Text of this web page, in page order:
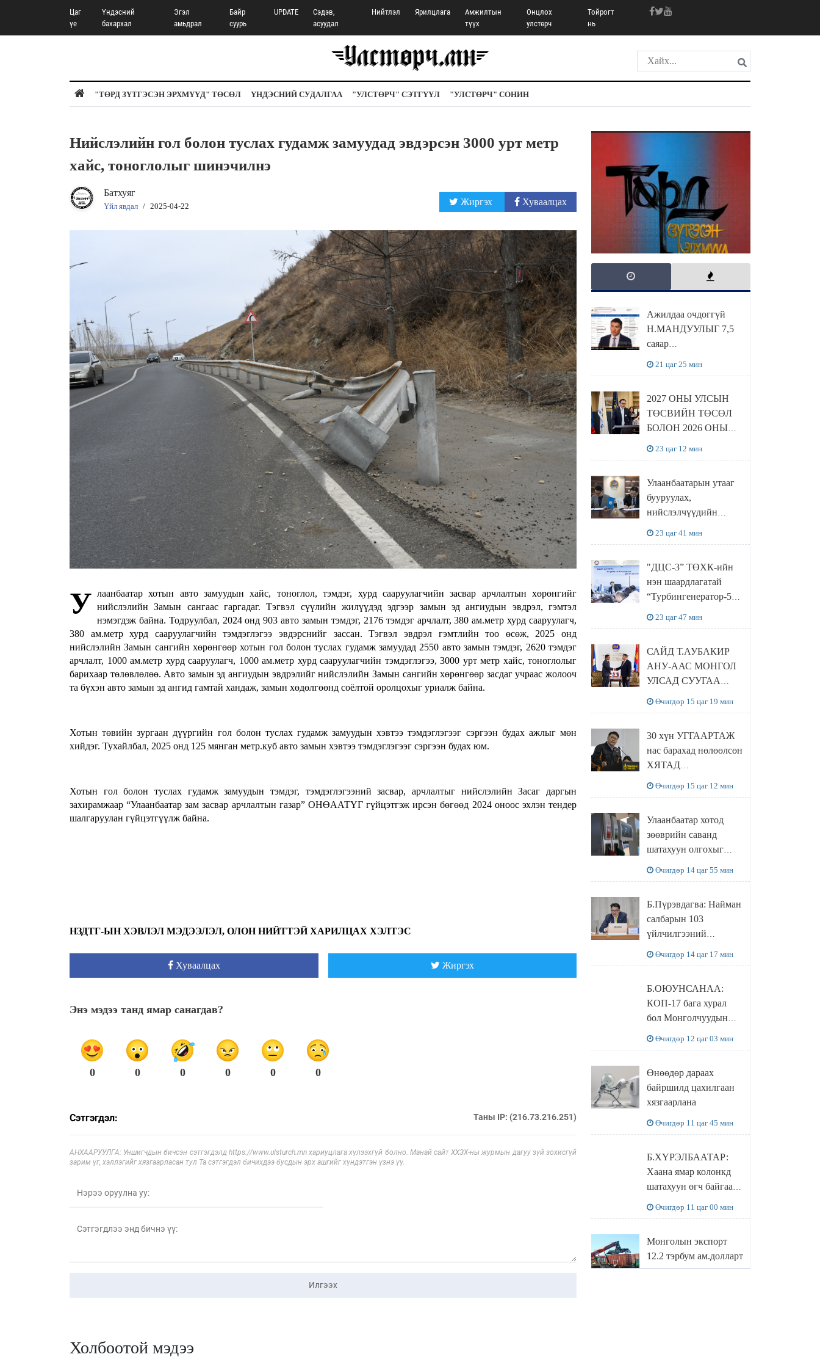
Цаг
үе
Үндэсний
бахархал
Эгэл
амьдрал
Байр
суурь
UPDATE
Сэдэв,
асуудал
Нийтлэл Ярилцлага
Амжилтын
түүх
Онцлох
улстөрч
Тойрогт
нь
"ТӨРД ЗҮТГЭСЭН ЭРХМҮҮД" ТӨСӨЛ ҮНДЭСНИЙ СУДАЛГАА "УЛСТӨРЧ" СЭТГҮҮЛ "УЛСТӨРЧ" СОНИН
Нийслэлийн гол болон туслах гудамж замуудад эвдэрсэн 3000 урт метр
хайс, тоноглолыг шинэчилнэ
Батхуяг
Үйл явдал / 2025-04-22 Жиргэх Хуваалцах
У лаанбаатар хотын авто замуудын хайс, тоноглол, тэмдэг, хурд сааруулагчийн засвар арчлалтын хөрөнгийг
нийслэлийн Замын сангаас гаргадаг. Тэгвэл сүүлийн жилүүдэд эдгээр замын эд ангиудын эвдрэл, гэмтэл
нэмэгдэж байна. Тодруулбал, 2024 онд 903 авто замын тэмдэг, 2176 тэмдэг арчлалт, 380 ам.метр хурд сааруулагч,
380 ам.метр хурд сааруулагчийн тэмдэглэгээ эвдэрснийг зассан. Тэгвэл эвдрэл гэмтлийн тоо өсөж, 2025 онд
нийслэлийн Замын сангийн хөрөнгөөр хотын гол болон туслах гудамж замуудад 2550 авто замын тэмдэг, 2620 тэмдэг
арчлалт, 1000 ам.метр хурд сааруулагч, 1000 ам.метр хурд сааруулагчийн тэмдэглэгээ, 3000 урт метр хайс, тоноглолыг
барихаар төлөвлөлөө. Авто замын эд ангиудын эвдрэлийг нийслэлийн Замын сангийн хөрөнгөөр засдаг учраас жолооч
та бүхэн авто замын эд ангид гамтай хандаж, замын хөдөлгөөнд соёлтой оролцохыг уриалж байна.
Хотын төвийн зургаан дүүргийн гол болон туслах гудамж замуудын хэвтээ тэмдэглэгээг сэргээн будах ажлыг мөн
хийдэг. Тухайлбал, 2025 онд 125 мянган метр.куб авто замын хэвтээ тэмдэглэгээг сэргээн будах юм.
Хотын гол болон туслах гудамж замуудын тэмдэг, тэмдэглэгээний засвар, арчлалтыг нийслэлийн Засаг даргын
захирамжаар “Улаанбаатар зам засвар арчлалтын газар” ОНӨААТҮГ гүйцэтгэж ирсэн бөгөөд 2024 оноос эхлэн тендер
шалгаруулан гүйцэтгүүлж байна.
НЗДТГ-ЫН ХЭВЛЭЛ МЭДЭЭЛЭЛ, ОЛОН НИЙТТЭЙ ХАРИЛЦАХ ХЭЛТЭС
Хуваалцах Жиргэх
Энэ мэдээ танд ямар санагдав?
0 0 0 0 0 0
Сэтгэгдэл: Таны IP: (216.73.216.251)
АНХААРУУЛГА: Уншигчдын бичсэн сэтгэгдэлд https://www.ulsturch.mn хариуцлага хүлээхгүй болно. Манай сайт ХХЗХ-ны журмын дагуу зүй зохисгүй
зарим үг, хэллэгийг хязгаарласан тул Та сэтгэгдэл бичихдээ бусдын эрх ашгийг хүндэтгэн үзнэ үү.
Илгээх
Холбоотой мэдээ
Ажилдаа очдоггүй
Н.МАНДУУЛЫГ 7,5
саяар
21 цаг 25 мин
2027 ОНЫ УЛСЫН
ТӨСВИЙН ТӨСӨЛ
БОЛОН 2026 ОНЫ
НИЙТИЙН
ХЭЛЭЛЦҮҮЛЭГ
БОЛЛОО
23 цаг 12 мин
Улаанбаатарын утааг
бууруулах,
нийслэлчүүдийн
баялгийн сан нэгдэл”
ХХК-тай хамтран
хэрэгжүүлнэ
23 цаг 41 мин
"ДЦС-3” ТӨХК-ийн
нэн шаардлагатай
“Турбингенератор-5”-
23 цаг 47 мин
САЙД Т.АУБАКИР
АНУ-ААС МОНГОЛ
УЛСАД СУУГАА
ХҮЛЭЭН АВЧ
УУЛЗЛАА
Өчигдөр 15 цаг 19 мин
30 хүн УГГААРТАЖ
нас барахад нөлөөлсөн
ХЯТАД
худалдаж авахаар
болжээ
Өчигдөр 15 цаг 12 мин
Улаанбаатар хотод
зөөврийн саванд
шатахуун олгохыг
Өчигдөр 14 цаг 55 мин
Б.Пүрэвдагва: Найман
салбарын 103
үйлчилгээний
нөхцөл бүрдэнэ
Өчигдөр 14 цаг 17 мин
Б.ОЮУНСАНАА:
КОП-17 бага хурал
бол Монголчуудын
ДЭЛХИЙД
СУРТАЛЧИЛАХ гол
бодлого
Өчигдөр 12 цаг 03 мин
Өнөөдөр дараах
байршилд цахилгаан
хязгаарлана
Өчигдөр 11 цаг 45 мин
Б.ХҮРЭЛБААТАР:
Хаана ямар колонкд
шатахуун өгч байгаа,
боломжтой
Өчигдөр 11 цаг 00 мин
Монголын экспорт
12.2 тэрбум ам.долларт
хүрэв